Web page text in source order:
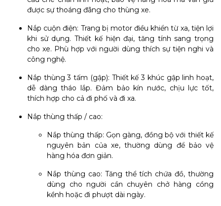
được sự thoáng đãng cho thùng xe.
Nắp cuộn điện: Trang bị motor điều khiển từ xa, tiện lợi
khi sử dụng. Thiết kế hiện đại, tăng tính sang trọng
cho xe. Phù hợp với người dùng thích sự tiện nghi và
công nghệ.
Nắp thùng 3 tấm (gập): Thiết kế 3 khúc gập linh hoạt,
dễ dàng tháo lắp. Đảm bảo kín nước, chịu lực tốt,
thích hợp cho cả đi phố và đi xa.
Nắp thùng thấp / cao:
Nắp thùng thấp: Gọn gàng, đồng bộ với thiết kế
nguyên bản của xe, thường dùng để bảo vệ
hàng hóa đơn giản.
Nắp thùng cao: Tăng thể tích chứa đồ, thường
dùng cho người cần chuyên chở hàng cồng
kềnh hoặc đi phượt dài ngày.